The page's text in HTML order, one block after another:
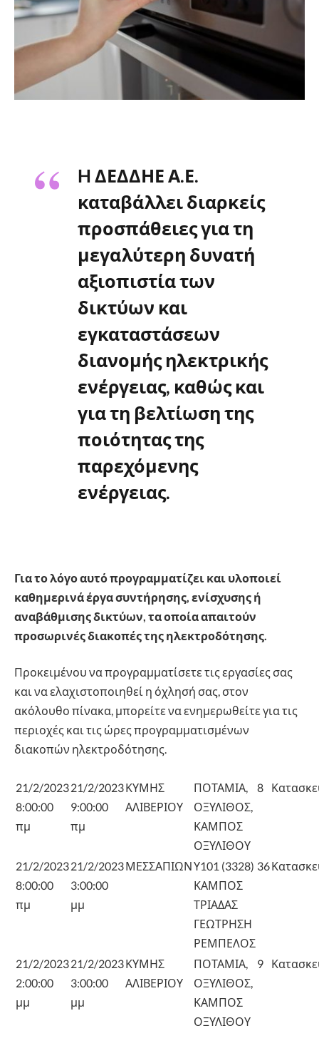
H ΔΕΔΔΗΕ Α.Ε.
καταβάλλει διαρκείς
προσπάθειες για τη
μεγαλύτερη δυνατή
αξιοπιστία των
δικτύων και
εγκαταστάσεων
διανομής ηλεκτρικής
ενέργειας, καθώς και
για τη βελτίωση της
ποιότητας της
παρεχόμενης
ενέργειας.
Για το λόγο αυτό προγραμματίζει και υλοποιεί
καθημερινά έργα συντήρησης, ενίσχυσης ή
αναβάθμισης δικτύων, τα οποία απαιτούν
προσωρινές διακοπές της ηλεκτροδότησης.
Προκειμένου να προγραμματίσετε τις εργασίες σας
και να ελαχιστοποιηθεί η όχλησή σας, στον
ακόλουθο πίνακα, μπορείτε να ενημερωθείτε για τις
περιοχές και τις ώρες προγραμματισμένων
διακοπών ηλεκτροδότησης.
21/2/2023
8:00:00
πμ
21/2/2023
9:00:00
πμ
ΚΥΜΗΣ
ΑΛΙΒΕΡΙΟΥ
ΠΟΤΑΜΙΑ,
ΟΞΥΛΙΘΟΣ,
ΚΑΜΠΟΣ
ΟΞΥΛΙΘΟΥ
8
21/2/2023
8:00:00
πμ
21/2/2023
3:00:00
μμ
ΜΕΣΣΑΠΙΩΝΥ101 (3328)
ΚΑΜΠΟΣ
ΤΡΙΑΔΑΣ
ΓΕΩΤΡΗΣΗ
ΡΕΜΠΕΛΟΣ
36
21/2/2023
2:00:00
μμ
21/2/2023
3:00:00
μμ
ΚΥΜΗΣ
ΑΛΙΒΕΡΙΟΥ
ΠΟΤΑΜΙΑ,
ΟΞΥΛΙΘΟΣ,
ΚΑΜΠΟΣ
ΟΞΥΛΙΘΟΥ
9